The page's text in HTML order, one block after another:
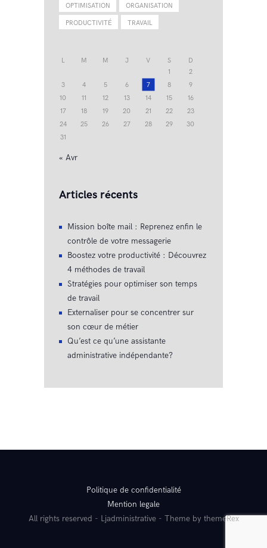
OPTIMISATION ORGANISATION
PRODUCTIVITÉ TRAVAIL
L M M J V S
D
1
2
3
4 5 6 7 8
9
10
11 12 13 14 15
16
17
18 19 20 21 22
23
24
25 26 27 28 29
30
31
« Avr
Articles récents
Mission boîte mail : Reprenez enfin le
contrôle de votre messagerie
Boostez votre productivité : Découvrez
4 méthodes de travail
Stratégies pour optimiser son temps
de travail
Externaliser pour se concentrer sur
son cœur de métier
Qu’est ce qu’une assistante
administrative indépendante?
Politique de confidentialité
Mention legale
All rights reserved - Ljadministrative - Theme by themeRex